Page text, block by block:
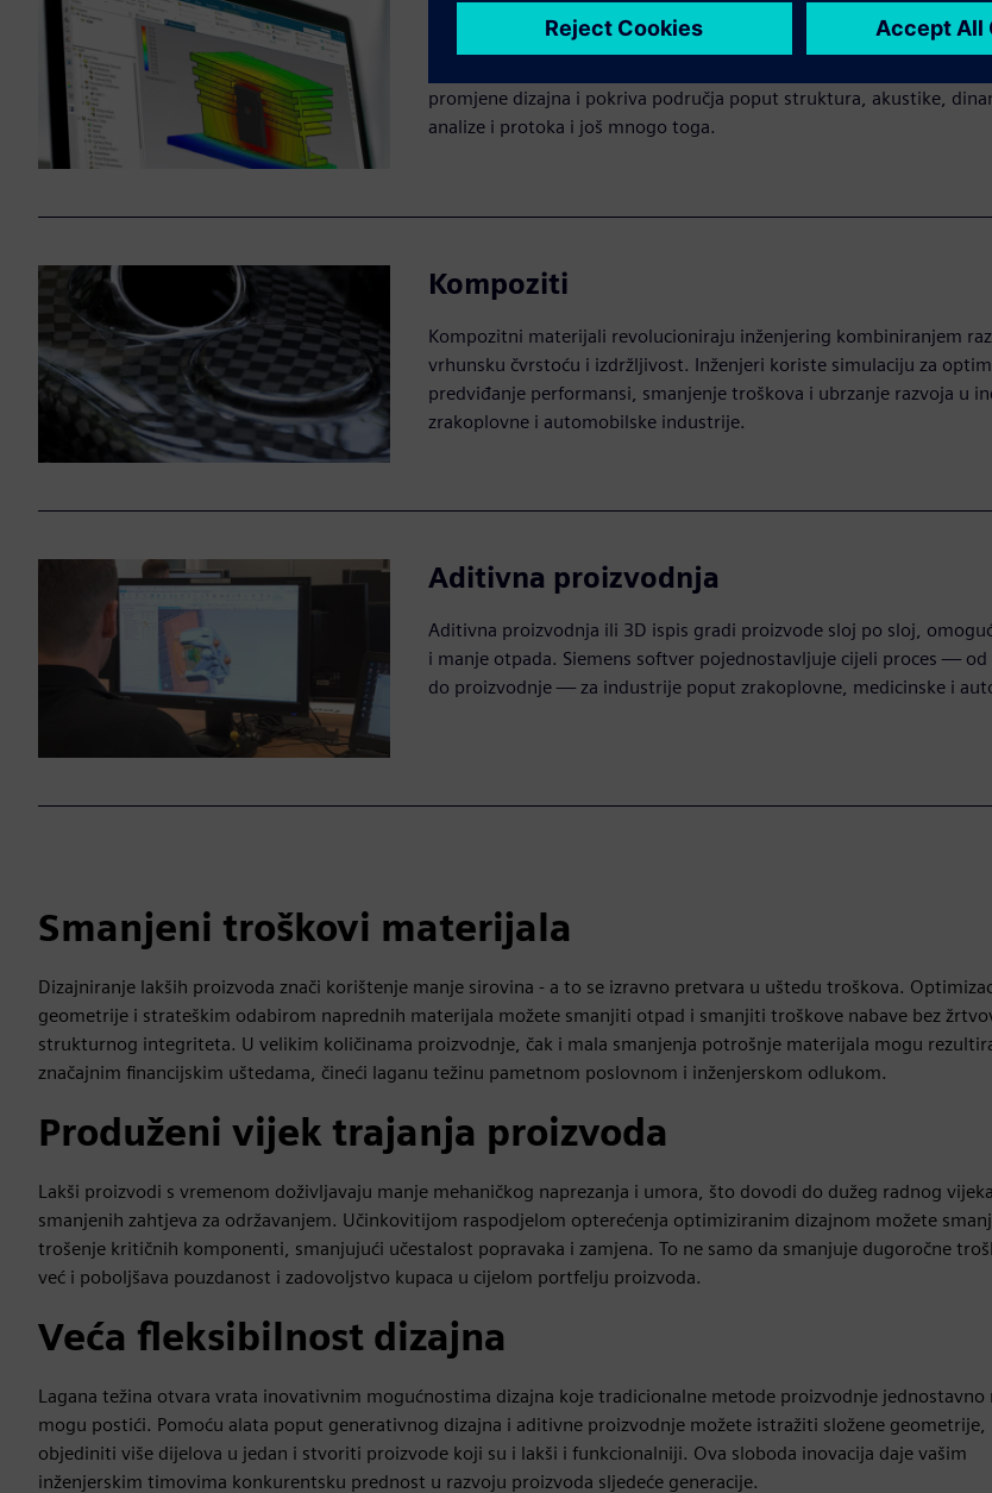
Dizajn vođen simulacijom omogućuje proizvođačima da rano
promjene dizajna i pokriva područja poput struktura, akustike,
analize i protoka i još mnogo toga.
Kompoziti
Kompozitni materijali revolucioniraju inženjering kombiniranjem
vrhunsku čvrstoću i izdržljivost. Inženjeri koriste simulaciju za
predviđanje performansi, smanjenje troškova i ubrzanje razvoja u
zrakoplovne i automobilske industrije.
Aditivna proizvodnja
Aditivna proizvodnja ili 3D ispis gradi proizvode sloj po sloj,
i manje otpada. Siemens softver pojednostavljuje cijeli proces — od
do proizvodnje — za industrije poput zrakoplovne, medicinske i
Smanjeni troškovi materijala
Dizajniranje lakših proizvoda znači korištenje manje sirovina - a to se izravno pretvara u uštedu troškova.
geometrije i strateškim odabirom naprednih materijala možete smanjiti otpad i smanjiti troškove nabave bez
strukturnog integriteta. U velikim količinama proizvodnje, čak i mala smanjenja potrošnje materijala mogu
značajnim financijskim uštedama, čineći laganu težinu pametnom poslovnom i inženjerskom odlukom.
Produženi vijek trajanja proizvoda
Lakši proizvodi s vremenom doživljavaju manje mehaničkog naprezanja i umora, što dovodi do dužeg radnog
smanjenih zahtjeva za održavanjem. Učinkovitijom raspodjelom opterećenja optimiziranim dizajnom možete
trošenje kritičnih komponenti, smanjujući učestalost popravaka i zamjena. To ne samo da smanjuje dugoročne
već i poboljšava pouzdanost i zadovoljstvo kupaca u cijelom portfelju proizvoda.
Veća fleksibilnost dizajna
Lagana težina otvara vrata inovativnim mogućnostima dizajna koje tradicionalne metode proizvodnje jednostavno
mogu postići. Pomoću alata poput generativnog dizajna i aditivne proizvodnje možete istražiti složene geometrije,
objediniti više dijelova u jedan i stvoriti proizvode koji su i lakši i funkcionalniji. Ova sloboda inovacija daje vašim
inženjerskim timovima konkurentsku prednost u razvoju proizvoda sljedeće generacije.